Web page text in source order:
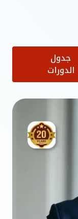
جدول
الدورات